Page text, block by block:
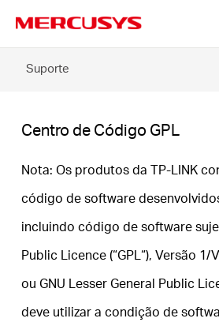
navigation
Produtos
Sobre
Brazil
Suporte
Centro de Código GPL
Nota: Os produtos da TP-LINK
código de software
incluindo código de software
Public Licence (“GPL“), Versão
ou GNU Lesser General Public
deve utilizar a condição de